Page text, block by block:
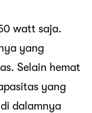
watt saja.
yang
Selain hemat
yang
dalamnya